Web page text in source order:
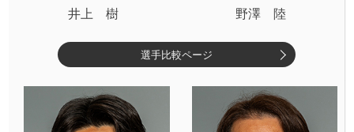
井上 樹
野澤 陸
選手比較ページ